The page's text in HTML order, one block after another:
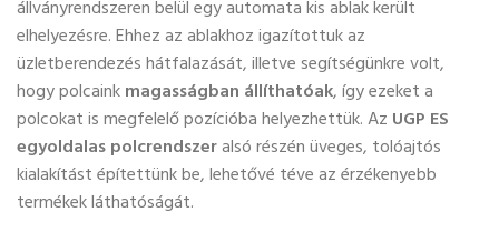
állványrendszeren belül egy automata kis ablak került
elhelyezésre. Ehhez az ablakhoz igazítottuk az
üzletberendezés hátfalazását, illetve segítségünkre volt,
hogy polcainkmagasságban állíthatóak, így ezeket a
polcokat is megfelelő pozícióba helyezhettük. Az UGP ES
egyoldalas polcrendszeralsó részén üveges, tolóajtós
kialakítást építettünk be, lehetővé téve az érzékenyebb
termékek láthatóságát.